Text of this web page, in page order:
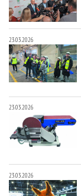
23.03.2026
23.03.2026
23.03.2026